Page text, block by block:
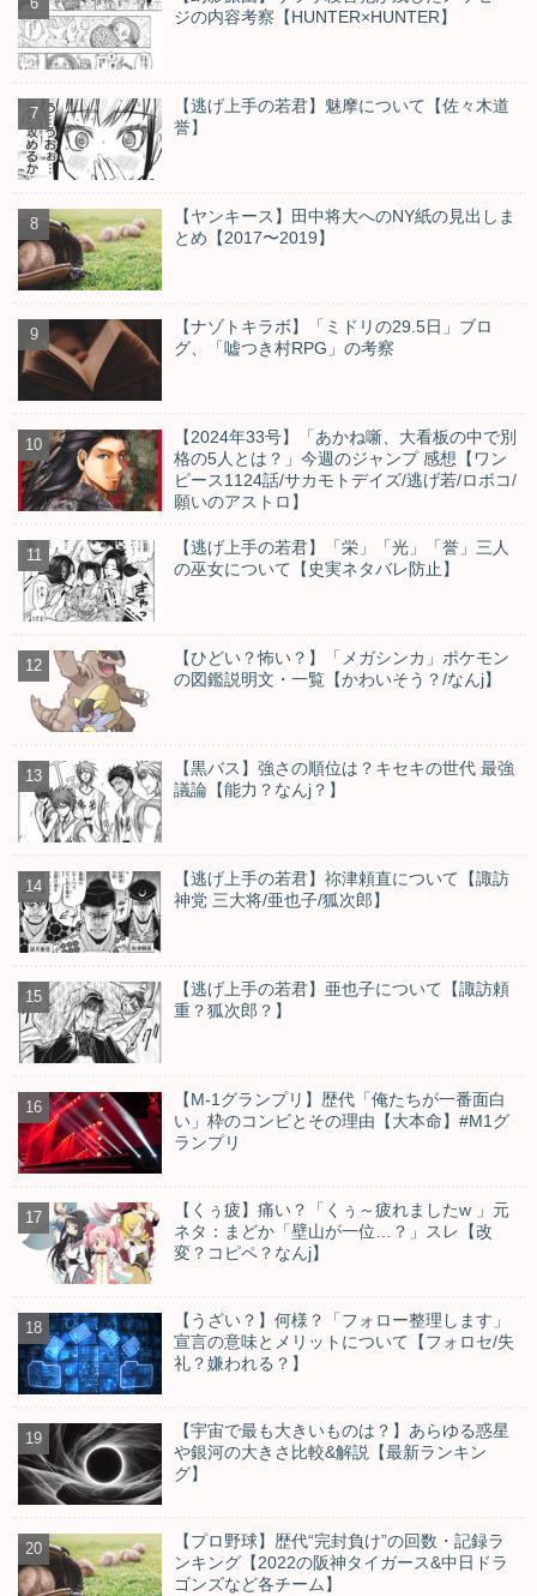
ジの内容考察【HUNTER×HUNTER】
【逃げ上手の若君】魅摩について【佐々木道
誉】
【ヤンキース】田中将大へのNY紙の見出しま
とめ【2017〜2019】
【ナゾトキラボ】「ミドリの29.5日」ブロ
グ、「嘘つき村RPG」の考察
【2024年33号】「あかね噺、大看板の中で別
格の5人とは？」今週のジャンプ 感想【ワン
ピース1124話/サカモトデイズ/逃げ若/ロボコ/
願いのアストロ】
【逃げ上手の若君】「栄」「光」「誉」三人
の巫女について【史実ネタバレ防止】
【ひどい？怖い？】「メガシンカ」ポケモン
の図鑑説明文・一覧【かわいそう？/なんj】
【黒バス】強さの順位は？キセキの世代 最強
議論【能力？なんj？】
【逃げ上手の若君】祢津頼直について【諏訪
神党 三大将/亜也子/狐次郎】
【逃げ上手の若君】亜也子について【諏訪頼
重？狐次郎？】
【M-1グランプリ】歴代「俺たちが一番面白
い」枠のコンビとその理由【大本命】#M1グ
ランプリ
【くぅ疲】痛い？「くぅ～疲れましたw 」元
ネタ：まどか「壁山が一位…？」スレ【改
変？コピペ？なんj】
【うざい？】何様？「フォロー整理します」
宣言の意味とメリットについて【フォロセ/失
礼？嫌われる？】
【宇宙で最も大きいものは？】あらゆる惑星
や銀河の大きさ比較&解説【最新ランキン
グ】
【プロ野球】歴代“完封負け”の回数・記録ラ
ンキング【2022の阪神タイガース&中日ドラ
ゴンズなど各チーム】